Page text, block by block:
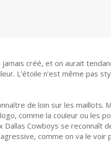
créé, et on aurait
L’étoile n’est même pas
de loin sur les maillots.
comme la couleur ou les
Cowboys se reconnaît
comme on va le voir